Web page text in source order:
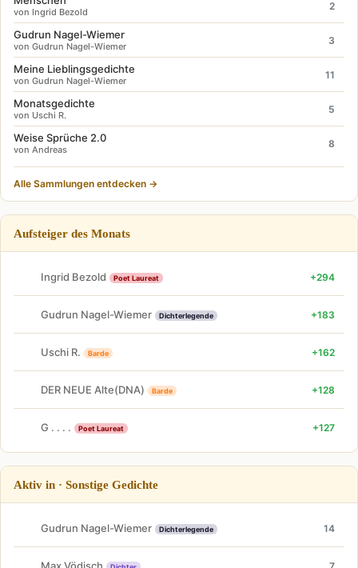
von Ingrid Bezold
2
Gudrun Nagel-Wiemer
von Gudrun Nagel-Wiemer
3
Meine Lieblingsgedichte
von Gudrun Nagel-Wiemer
11
Monatsgedichte
von Uschi R.
5
Weise Sprüche 2.0
von Andreas
8
Alle Sammlungen entdecken →
Aufsteiger des Monats
Ingrid Bezold Poet Laureat +294
Gudrun Nagel-Wiemer Dichterlegende +183
Uschi R. Barde +162
DER NEUE Alte(DNA) Barde +128
G . . . . Poet Laureat +127
Aktiv in · Sonstige Gedichte
Gudrun Nagel-Wiemer Dichterlegende 14